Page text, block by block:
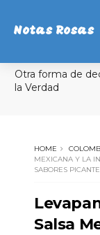
Notas Rosas
Otra forma de
la Verdad
HOME
MEXICANA Y LA
SABORES
Salsa